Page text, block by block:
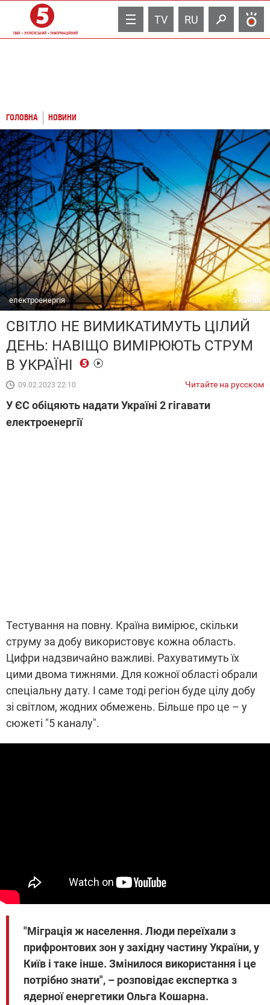
TV RU
ГОЛОВНА НОВИНИ
електроенергія 5 канал
СВІТЛО НЕ ВИМИКАТИМУТЬ ЦІЛИЙ
ДЕНЬ: НАВІЩО ВИМІРЮЮТЬ СТРУМ
В УКРАЇНІ
09.02.2023 22:10 Читайте на русском
У ЄС обіцяють надати Україні 2 гігавати
електроенергії
Тестування на повну. Країна вимірює, скільки
струму за добу використовує кожна область.
Цифри надзвичайно важливі. Рахуватимуть їх
цими двома тижнями. Для кожної області обрали
спеціальну дату. І саме тоді регіон буде цілу добу
зі світлом, жодних обмежень. Більше про це – у
сюжеті "5 каналу".
"Міграція ж населення. Люди переїхали з
прифронтових зон у західну частину України, у
Київ і таке інше. Змінилося використання і це
потрібно знати", – розповідає експертка з
ядерної енергетики Ольга Кошарна.